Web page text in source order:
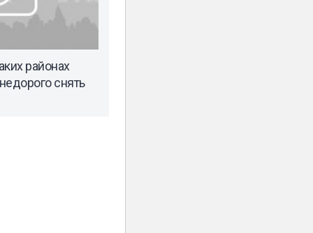
районах
снять